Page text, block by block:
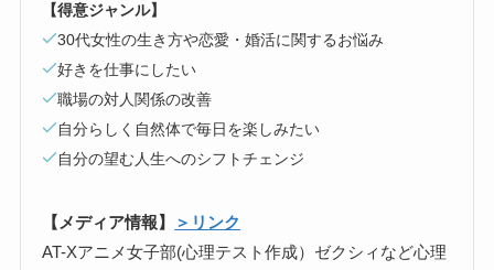
【得意ジャンル】
30代女性の生き方や恋愛・婚活に関するお悩み
好きを仕事にしたい
職場の対人関係の改善
自分らしく自然体で毎日を楽しみたい
自分の望む人生へのシフトチェンジ
【メディア情報】
＞リンク
AT-Xアニメ女子部(心理テスト作成）ゼクシィなど心理